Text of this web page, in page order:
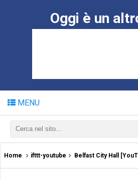
Oggi è un
MENU
Home ifttt-youtube Belfast City Hall